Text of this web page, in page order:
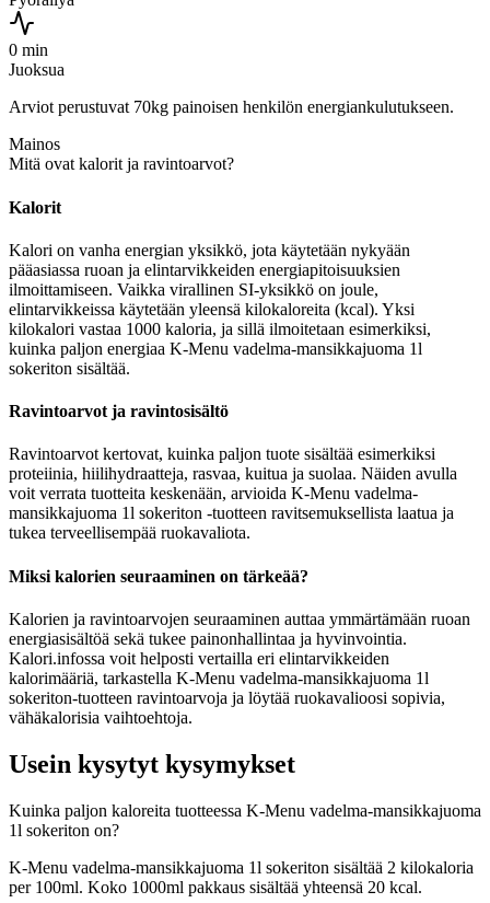
0 min
Juoksua
Arviot perustuvat 70kg painoisen henkilön energiankulutukseen.
Mainos
Mitä ovat kalorit ja ravintoarvot?
Kalorit
Kalori on vanha energian yksikkö, jota käytetään nykyään
pääasiassa ruoan ja elintarvikkeiden energiapitoisuuksien
ilmoittamiseen. Vaikka virallinen SI-yksikkö on joule,
elintarvikkeissa käytetään yleensä kilokaloreita (kcal). Yksi
kilokalori vastaa 1000 kaloria, ja sillä ilmoitetaan esimerkiksi,
kuinka paljon energiaa K-Menu vadelma-mansikkajuoma 1l
sokeriton sisältää.
Ravintoarvot ja ravintosisältö
Ravintoarvot kertovat, kuinka paljon tuote sisältää esimerkiksi
proteiinia, hiilihydraatteja, rasvaa, kuitua ja suolaa. Näiden avulla
voit verrata tuotteita keskenään, arvioida K-Menu vadelma-
mansikkajuoma 1l sokeriton -tuotteen ravitsemuksellista laatua ja
tukea terveellisempää ruokavaliota.
Miksi kalorien seuraaminen on tärkeää?
Kalorien ja ravintoarvojen seuraaminen auttaa ymmärtämään ruoan
energiasisältöä sekä tukee painonhallintaa ja hyvinvointia.
Kalori.infossa voit helposti vertailla eri elintarvikkeiden
kalorimääriä, tarkastella K-Menu vadelma-mansikkajuoma 1l
sokeriton-tuotteen ravintoarvoja ja löytää ruokavalioosi sopivia,
vähäkalorisia vaihtoehtoja.
Usein kysytyt kysymykset
Kuinka paljon kaloreita tuotteessa K-Menu vadelma-mansikkajuoma
1l sokeriton on?
K-Menu vadelma-mansikkajuoma 1l sokeriton sisältää 2 kilokaloria
per 100ml. Koko 1000ml pakkaus sisältää yhteensä 20 kcal.